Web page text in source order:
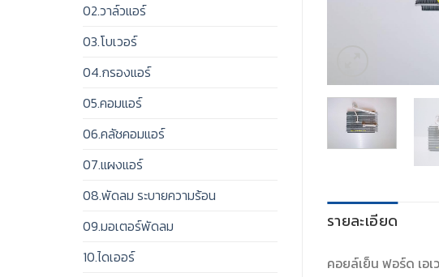
02.วาล์วแอร์
03.โบเวอร์
04.กรองแอร์
05.คอมแอร์
06.คลัชคอมแอร์
07.แผงแอร์
08.พัดลม ระบายความร้อน
09.มอเตอร์พัดลม
10.ไดเออร์
รายละเอียด
คอยล์เย็น ฟอร์ด เอ